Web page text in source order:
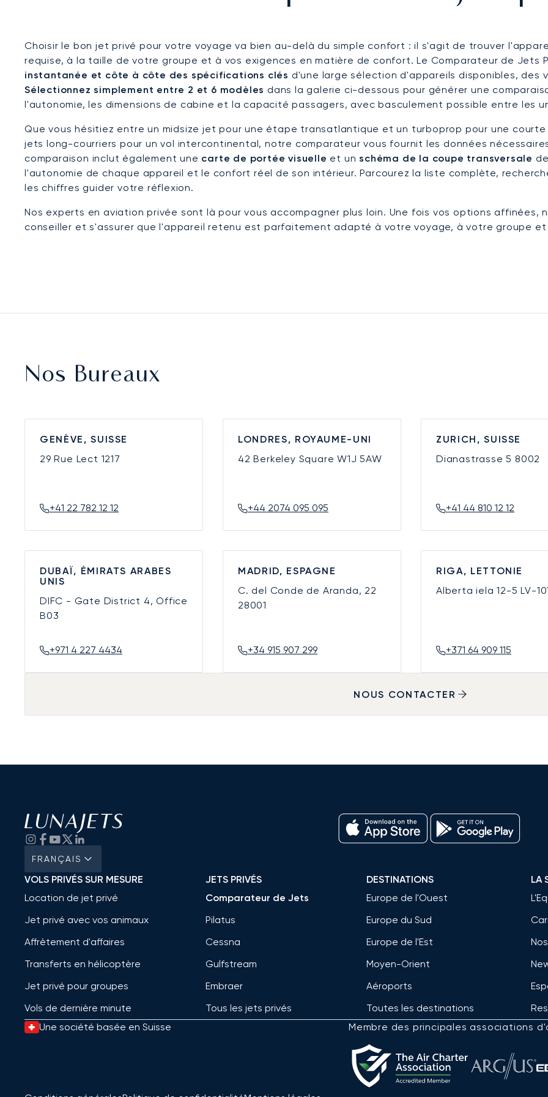
Choisir le bon jet privé pour votre voyage va bien au-delà du simple confort : il s'agit de trouver
requise, à la taille de votre groupe et à vos exigences en matière de confort. Le Comparateur de Jets
instantanée et côte à côte des spécifications clés d'une large sélection d'appareils disponibles, des
Sélectionnez simplement entre 2 et 6 modèles dans la galerie ci-dessous pour générer une
l'autonomie, les dimensions de cabine et la capacité passagers, avec basculement possible entre les
Que vous hésitiez entre un midsize jet pour une étape transatlantique et un turboprop pour une
jets long-courriers pour un vol intercontinental, notre comparateur vous fournit les données
comparaison inclut également une carte de portée visuelle et unschéma de la coupe transversale
l'autonomie de chaque appareil et le confort réel de son intérieur. Parcourez la liste complète,
les chiffres guider votre réflexion.
Nos experts en aviation privée sont là pour vous accompagner plus loin. Une fois vos options
conseiller et s'assurer que l'appareil retenu est parfaitement adapté à votre voyage, à votre groupe
Nos Bureaux
GENÈVE, SUISSE
29 Rue Lect 1217
+41 22 782 12 12
LONDRES, ROYAUME-UNI
42 Berkeley SquareW1J 5AW
+44 2074 095 095
ZURICH, SUISSE
Dianastrasse 5 8002
+41 44 810 12 12
DUBAÏ, ÉMIRATS ARABES
UNIS
DIFC - Gate District 4, Office
B03
+971 4 227 4434
MADRID, ESPAGNE
C. del Conde de Aranda, 22
28001
+34 915 907 299
RIGA, LETTONIE
Alberta iela 12-5LV-
+371 64 909 115
NOUS CONTACTER
FRANÇAIS
VOLS PRIVÉS SUR MESURE
Location de jet privé
Jet privé avec vos animaux
Affrètement d'affaires
Transferts en hélicoptère
Jet privé pour groupes
Vols de dernière minute
JETS PRIVÉS
Comparateur de Jets
Pilatus
Cessna
Gulfstream
Embraer
Tous les jets privés
DESTINATIONS
Europe de l'Ouest
Europe du Sud
Europe de l'Est
Moyen-Orient
Aéroports
Toutes les destinations
LA
Une société basée en Suisse Membre des principales associations